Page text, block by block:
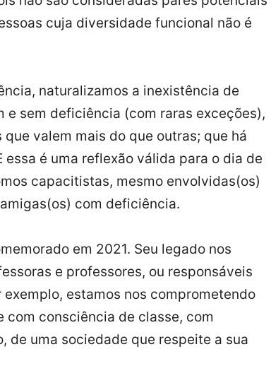
cuja diversidade funcional não é
naturalizamos a inexistência de
e sem deficiência (com raras exceções),
valem mais do que outras; que há
é uma reflexão válida para o dia de
capacitistas, mesmo envolvidas(os)
com deficiência.
em 2021. Seu legado nos
e professores, ou responsáveis
estamos nos comprometendo
com consciência de classe, com
de uma sociedade que respeite a sua